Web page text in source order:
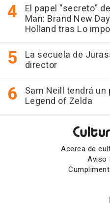
El papel "secreto"
Man: Brand New
Holland tras Lo
La secuela de
director
Sam Neill tendrá
Legend of Zelda
Acerca de
Aviso
|